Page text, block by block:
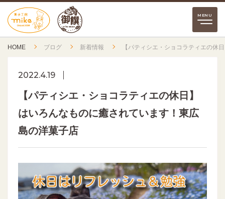
HOME ブログ 新着情報 【パティシエ・ショコラティエの休
2022.4.19
【パティシエ・ショコラティエの休日】
はいろんなものに癒されています！東広
島の洋菓子店